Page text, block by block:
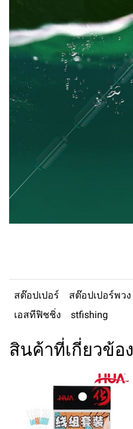
สต๊อปเปอร์ สต๊อปเปอร์พวง
เอสทีฟิชชิ่ง
stfishing
สินค้าที่เกี่ยวข้อง